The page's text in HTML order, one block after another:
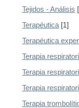
Tejidos - Análisis
Terapéutica [1]
Terapéutica
Terapia
Terapia
Terapia
Terapia